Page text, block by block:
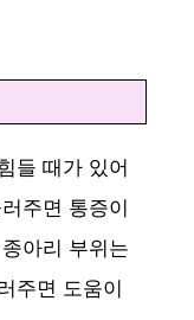
들 때가 있어
주면 통증이
아리 부위는
주면 도움이